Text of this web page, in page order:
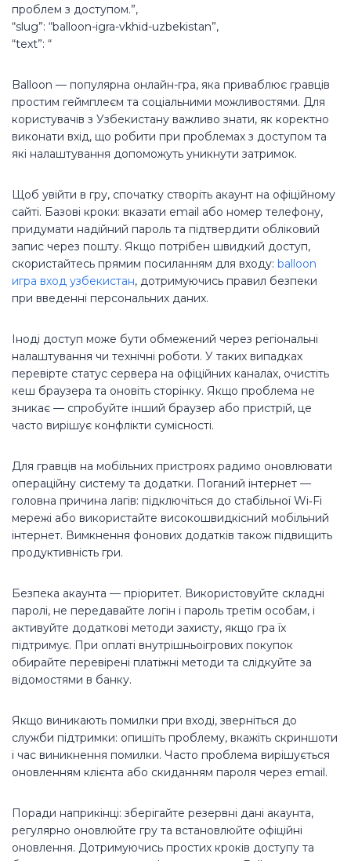
проблем з доступом.”,
“slug”: “balloon-igra-vkhid-uzbekistan”,
“text”: “
Balloon — популярна онлайн-гра, яка приваблює гравців
простим геймплеєм та соціальними можливостями. Для
користувачів з Узбекистану важливо знати, як коректно
виконати вхід, що робити при проблемах з доступом та
які налаштування допоможуть уникнути затримок.
Щоб увійти в гру, спочатку створіть акаунт на офіційному
сайті. Базові кроки: вказати email або номер телефону,
придумати надійний пароль та підтвердити обліковий
запис через пошту. Якщо потрібен швидкий доступ,
скористайтесь прямим посиланням для входу: balloon
игра вход узбекистан, дотримуючись правил безпеки
при введенні персональних даних.
Іноді доступ може бути обмежений через регіональні
налаштування чи технічні роботи. У таких випадках
перевірте статус сервера на офіційних каналах, очистіть
кеш браузера та оновіть сторінку. Якщо проблема не
зникає — спробуйте інший браузер або пристрій, це
часто вирішує конфлікти сумісності.
Для гравців на мобільних пристроях радимо оновлювати
операційну систему та додатки. Поганий інтернет —
головна причина лагів: підключіться до стабільної Wi‑Fi
мережі або використайте високошвидкісний мобільний
інтернет. Вимкнення фонових додатків також підвищить
продуктивність гри.
Безпека акаунта — пріоритет. Використовуйте складні
паролі, не передавайте логін і пароль третім особам, і
активуйте додаткові методи захисту, якщо гра їх
підтримує. При оплаті внутрішньоігрових покупок
обирайте перевірені платіжні методи та слідкуйте за
відомостями в банку.
Якщо виникають помилки при вході, зверніться до
служби підтримки: опишіть проблему, вкажіть скриншоти
і час виникнення помилки. Часто проблема вирішується
оновленням клієнта або скиданням пароля через email.
Поради наприкінці: зберігайте резервні дані акаунта,
регулярно оновлюйте гру та встановлюйте офіційні
оновлення. Дотримуючись простих кроків доступу та